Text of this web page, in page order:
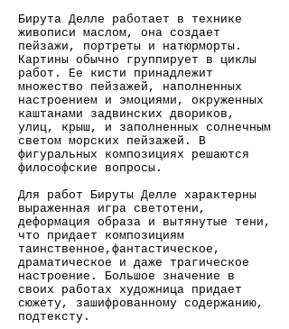
Бирута Делле работает в технике
живописи маслом, она создает
пейзажи, портреты и натюрморты.
Картины обычно группирует в циклы
работ. Ее кисти принадлежит
множество пейзажей, наполненных
настроением и эмоциями, окруженных
каштанами задвинских двориков,
улиц, крыш, и заполненных солнечным
светом морских пейзажей. В
фигуральных композициях решаются
философские вопросы.
Для работ Бируты Делле характерны
выраженная игра светотени,
деформация образа и вытянутые тени,
что придает композициям
таинственное,фантастическое,
драматическое и даже трагическое
настроение. Большое значение в
своих работах художница придает
сюжету, зашифрованному содержанию,
подтексту.